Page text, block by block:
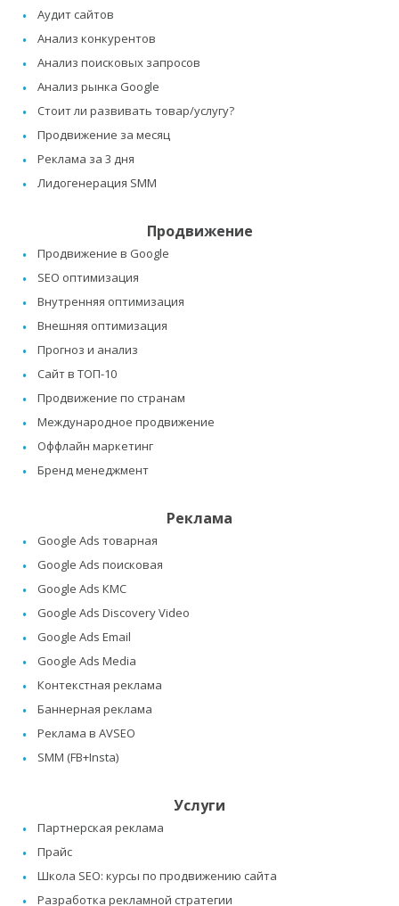
Аудит сайтов
Анализ конкурентов
Анализ поисковых запросов
Анализ рынка Google
Стоит ли развивать товар/услугу?
Продвижение за месяц
Реклама за 3 дня
Лидогенерация SMM
Продвижение
Продвижение в Google
SEO оптимизация
Внутренняя оптимизация
Внешняя оптимизация
Прогноз и анализ
Сайт в ТОП-10
Продвижение по странам
Международное продвижение
Оффлайн маркетинг
Бренд менеджмент
Реклама
Google Ads товарная
Google Ads поисковая
Google Ads КМС
Google Ads Discovery Video
Google Ads Email
Google Ads Media
Контекстная реклама
Баннерная реклама
Реклама в AVSEO
SMM (FB+Insta)
Услуги
Партнерская реклама
Прайс
Школа SEO: курсы по продвижению сайта
Разработка рекламной стратегии